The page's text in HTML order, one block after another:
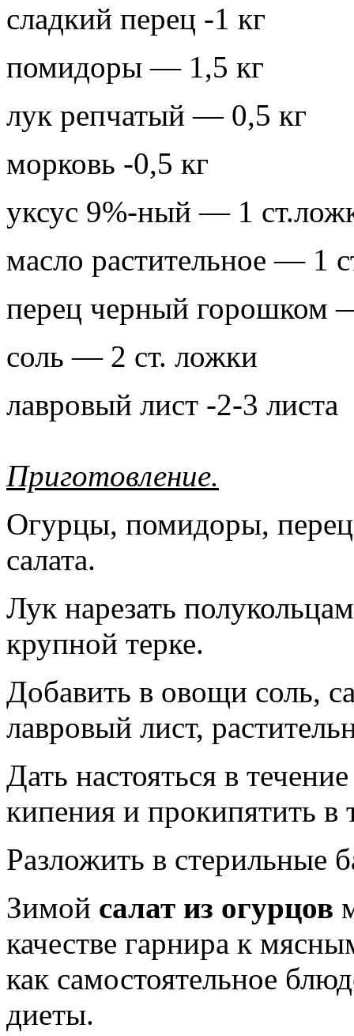
сладкий перец -1 кг
помидоры — 1,5 кг
лук репчатый — 0,5 кг
морковь -0,5 кг
уксус 9%-ный — 1
масло растительное — 1
перец черный горошком
соль — 2 ст. ложки
лавровый лист -2-3 листа
Приготовление.
Огурцы, помидоры,
салата.
Лук нарезать
крупной терке.
Добавить в овощи соль,
лавровый лист,
Дать настояться в
кипения и прокипятить в
Разложить в стерильные
Зимой салат из огурцов
качестве гарнира к
как самостоятельное
диеты.